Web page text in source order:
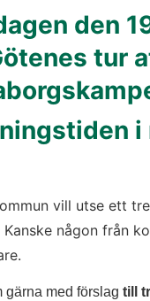
den
tur
i
vill utse ett
Kanske någon från
gärna med förslag till